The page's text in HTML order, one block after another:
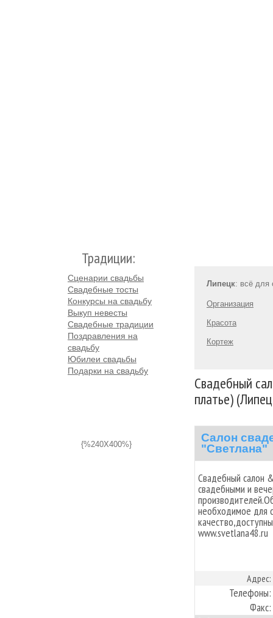
Традиции:
Сценарии свадьбы
Свадебные тосты
Конкурсы на свадьбу
Выкуп невесты
Свадебные традиции
Поздравления на
свадьбу
Юбилеи свадьбы
Подарки на свадьбу
{%240X400%}
Липецк: всё для
Организация
Красота
Кортеж
Свадебный
платье)
Салон
"Светлана"
Свадебный салон
свадебными и
необходимое для
www.svetlana48.ru
Адрес:
Телефоны:
Факс: